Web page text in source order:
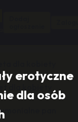
erotyczne
dla osób
pan